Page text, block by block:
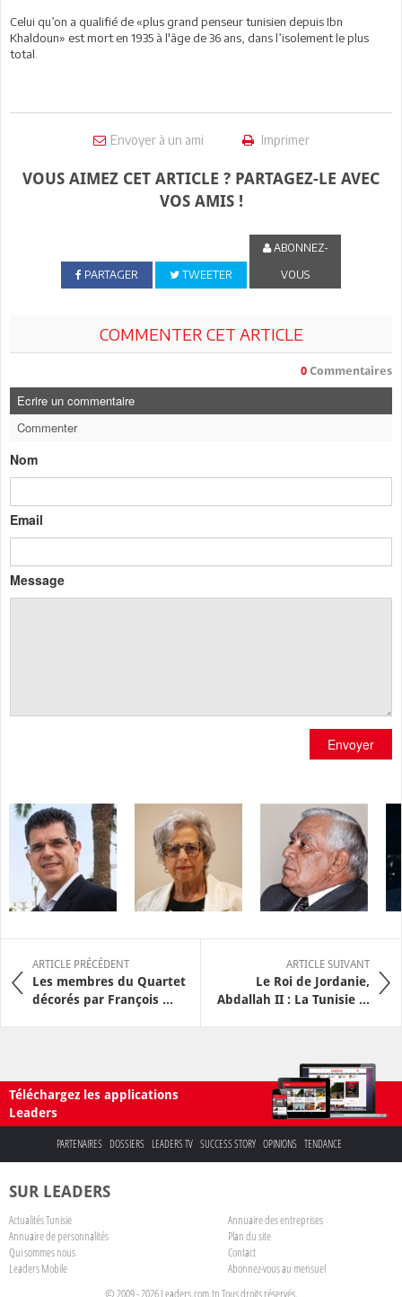
Celui qu’on a qualifié de «plus grand penseur tunisien depuis Ibn
Khaldoun» est mort en 1935 à l'âge de 36 ans, dans l’isolement le plus
total.
Envoyer à un ami Imprimer
VOUS AIMEZ CET ARTICLE ? PARTAGEZ-LE AVEC
VOS AMIS !
PARTAGER TWEETER
ABONNEZ-
VOUS
COMMENTER CET ARTICLE
0 Commentaires
Ecrire un commentaire
Commenter
Nom
Email
Message
Envoyer
ARTICLE PRÉCÉDENT
Les membres du Quartet
décorés par François ...
ARTICLE SUIVANT
Le Roi de Jordanie,
Abdallah II : La Tunisie ...
Téléchargez les applications
Leaders
PARTENAIRES DOSSIERS LEADERS TV SUCCESS STORY OPINIONS TENDANCE
SUR LEADERS
Actualités Tunisie
Annuaire des entreprises
Annuaire de personnalités
Plan du site
Qui sommes nous
Contact
Leaders Mobile
Abonnez-vous au mensuel
© 2009 - 2026 Leaders.com.tn Tous droits réservés.